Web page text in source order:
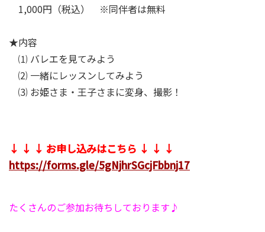
1,000円（税込） ※同伴者は無料
★内容
⑴ バレエを見てみよう
⑵ 一緒にレッスンしてみよう
⑶ お姫さま・王子さまに変身、撮影！
↓ ↓ ↓ お申し込みはこちら ↓ ↓ ↓
https://forms.gle/5gNjhrSGcjFbbnj17
たくさんのご参加お待ちしております♪